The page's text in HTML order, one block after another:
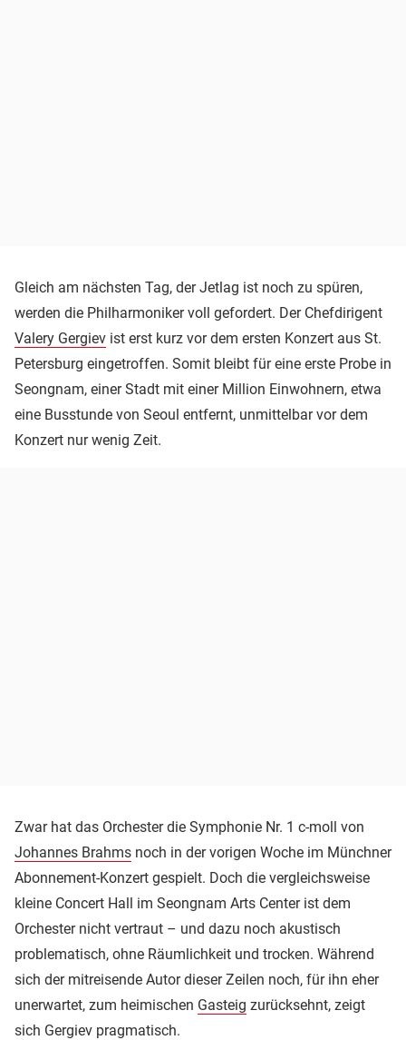
Gleich am nächsten Tag, der Jetlag ist noch zu spüren,
werden die Philharmoniker voll gefordert. Der Chefdirigent
Valery Gergiev ist erst kurz vor dem ersten Konzert aus St.
Petersburg eingetroffen. Somit bleibt für eine erste Probe in
Seongnam, einer Stadt mit einer Million Einwohnern, etwa
eine Busstunde von Seoul entfernt, unmittelbar vor dem
Konzert nur wenig Zeit.
Zwar hat das Orchester die Symphonie Nr. 1 c-moll von
Johannes Brahms noch in der vorigen Woche im Münchner
Abonnement-Konzert gespielt. Doch die vergleichsweise
kleine Concert Hall im Seongnam Arts Center ist dem
Orchester nicht vertraut – und dazu noch akustisch
problematisch, ohne Räumlichkeit und trocken. Während
sich der mitreisende Autor dieser Zeilen noch, für ihn eher
unerwartet, zum heimischen Gasteig zurücksehnt, zeigt
sich Gergiev pragmatisch.